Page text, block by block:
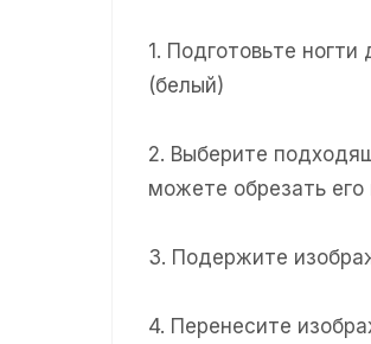
1. Подготовьте
(белый)
2. Выберите
можете обрезать его
3. Подержите
4. Перенесите